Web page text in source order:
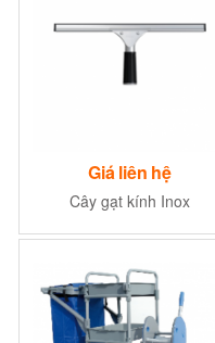
Giá liên hệ
Cây gạt kính Inox